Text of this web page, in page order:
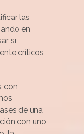
las
en
si
críticos
con
de una
con uno